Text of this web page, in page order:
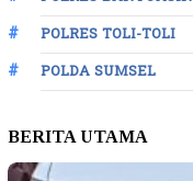
POLRES TOLI-TOLI
POLDA SUMSEL
BERITA UTAMA